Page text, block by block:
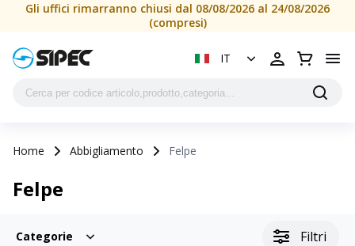
Gli uffici rimarranno chiusi dal 08/08/2026 al 24/08/2026
(compresi)
IT
Home Abbigliamento Felpe
Felpe
Categorie Filtri